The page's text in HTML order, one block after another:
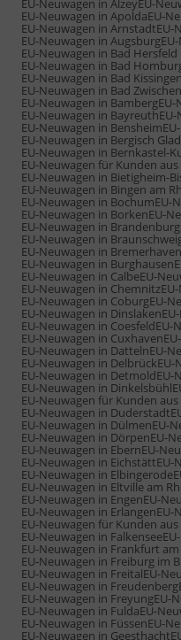
EU-Neuwagen in ApoldaEU-
EU-Neuwagen in ArnstadtEU-
EU-Neuwagen in Augsburg
EU-Neuwagen in Bad Hersfeld
EU-Neuwagen in Bad
EU-Neuwagen in Bad
EU-Neuwagen in Bad
EU-Neuwagen in Bamberg
EU-Neuwagen in Bayreuth
EU-Neuwagen in Bensheim
EU-Neuwagen in Bergisch
EU-Neuwagen in Bernkastel-
EU-Neuwagen für Kunden aus
EU-Neuwagen in Bietigheim-
EU-Neuwagen in Bingen am
EU-Neuwagen in BochumEU-
EU-Neuwagen in BorkenEU-
EU-Neuwagen in
EU-Neuwagen in
EU-Neuwagen in Bremerhaven
EU-Neuwagen in Burghausen
EU-Neuwagen in CalbeEU-
EU-Neuwagen in Chemnitz
EU-Neuwagen in CoburgEU-
EU-Neuwagen in Dinslaken
EU-Neuwagen in CoesfeldEU-
EU-Neuwagen in Cuxhaven
EU-Neuwagen in DattelnEU-
EU-Neuwagen in DelbrückEU-
EU-Neuwagen in DetmoldEU-
EU-Neuwagen in Dinkelsbühl
EU-Neuwagen für Kunden
EU-Neuwagen in Duderstadt
EU-Neuwagen in DülmenEU-
EU-Neuwagen in DörpenEU-
EU-Neuwagen in EbernEU-
EU-Neuwagen in EichstättEU-
EU-Neuwagen in Elbingerode
EU-Neuwagen in Eltville am
EU-Neuwagen in EngenEU-
EU-Neuwagen in ErlangenEU-
EU-Neuwagen für Kunden aus
EU-Neuwagen in Falkensee
EU-Neuwagen in Frankfurt
EU-Neuwagen in Freiburg im
EU-Neuwagen in FreitalEU-
EU-Neuwagen in Freudenberg
EU-Neuwagen in FreyungEU-
EU-Neuwagen in FuldaEU-
EU-Neuwagen in FüssenEU-
EU-Neuwagen in Geesthacht